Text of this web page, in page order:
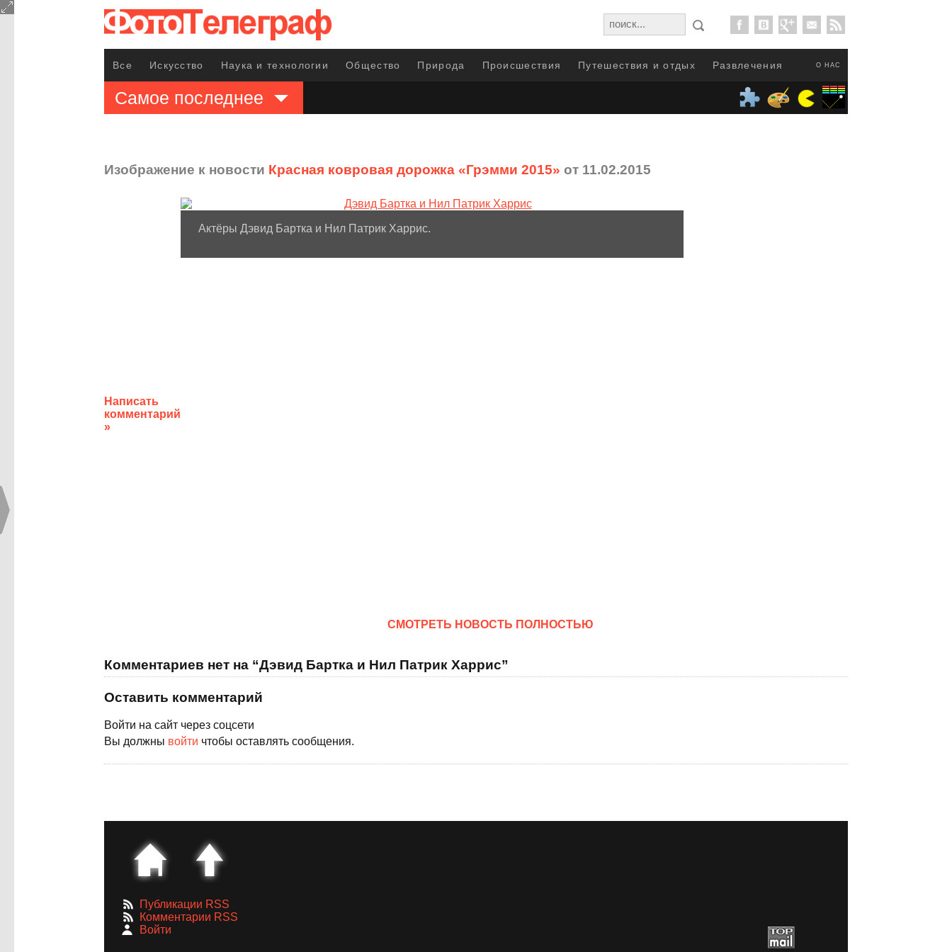
О НАС
Все Искусство Наука и технологии Общество Природа Происшествия Путешествия и отдых Развлечения
Самое последнее
Изображение к новости Красная ковровая дорожка «Грэмми 2015» от 11.02.2015
Написать
комментарий
»
Актёры Дэвид Бартка и Нил Патрик Харрис.
CМОТРЕТЬ НОВОСТЬ ПОЛНОСТЬЮ
Комментариев нет на “Дэвид Бартка и Нил Патрик Харрис”
Оставить комментарий
Войти на сайт через соцсети
Вы должны войти чтобы оставлять сообщения.
Публикации RSS
Комментарии RSS
Войти